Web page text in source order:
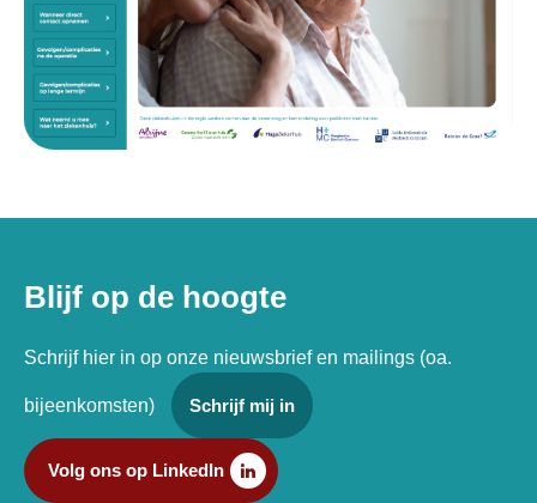
Blijf op de hoogte
Schrijf hier in op onze nieuwsbrief en mailings (oa.
bijeenkomsten) Schrijf mij in
Volg ons op LinkedIn